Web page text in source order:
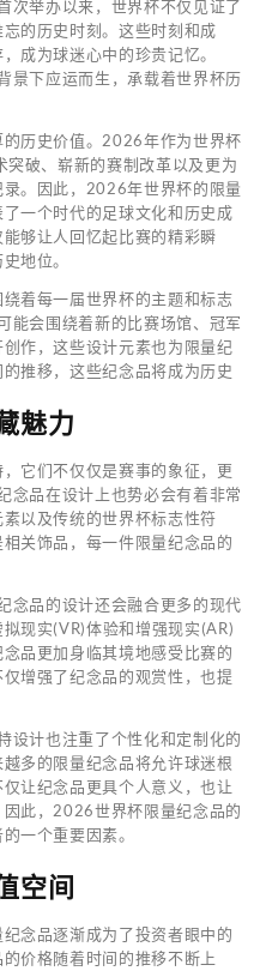
次举办以来，世界杯不仅见证了
的历史时刻。这些时刻和成
成为球迷心中的珍贵记忆。
景下应运而生，承载着世界杯历
历史价值。2026年作为世界杯
破、崭新的赛制改革以及更为
。因此，2026年世界杯的限量
一个时代的足球文化和历史成
够让人回忆起比赛的精彩瞬
地位。
着每一届世界杯的主题和标志
能会围绕着新的比赛场馆、冠军
作，这些设计元素也为限量纪
推移，这些纪念品将成为历史
魅力
它们不仅仅是赛事的象征，更
念品在设计上也势必会有着非常
以及传统的世界杯标志性符
关饰品，每一件限量纪念品的
念品的设计还会融合更多的现代
现实(VR)体验和增强现实(AR)
品更加身临其境地感受比赛的
增强了纪念品的观赏性，也提
设计也注重了个性化和定制化的
多的限量纪念品将允许球迷根
让纪念品更具个人意义，也让
此，2026世界杯限量纪念品的
一个重要因素。
空间
念品逐渐成为了投资者眼中的
价格随着时间的推移不断上